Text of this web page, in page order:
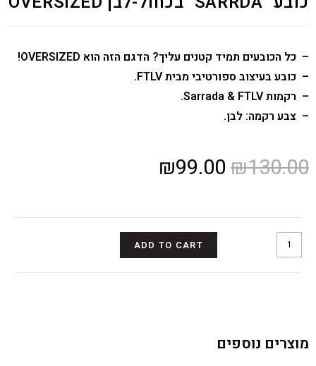
– כל הכובעים תמיד קטנים עליך? הדגם הזה הוא OVERSIZED!
– כובע בעיצוב ספורטיבי מבית FTLV.
– רקמות Sarrada & FTLV.
– צבע רקמה: לבן.
₪130.00
₪99.00
ADD TO CART
מוצרים נוספים